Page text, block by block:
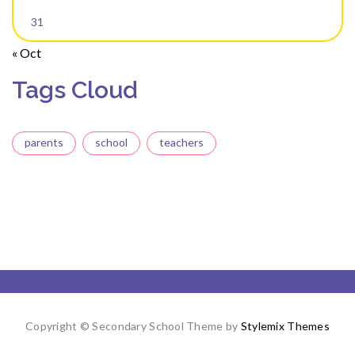
31
« Oct
Tags Cloud
parents school teachers
Copyright © Secondary School Theme by Stylemix Themes